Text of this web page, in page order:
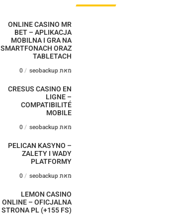
ONLINE CASINO MR
BET – APLIKACJA
MOBILNA I GRA NA
SMARTFONACH ORAZ
TABLETACH
מאת seobackup 0
CRESUS CASINO EN
LIGNE –
COMPATIBILITÉ
MOBILE
מאת seobackup 0
PELICAN KASYNO –
ZALETY I WADY
PLATFORMY
מאת seobackup 0
LEMON CASINO
ONLINE – OFICJALNA
STRONA PL (+155 FS)